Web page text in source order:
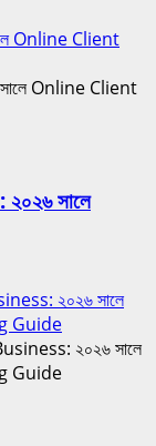
Online Client
সালে
২০২৬ সালে
Guide